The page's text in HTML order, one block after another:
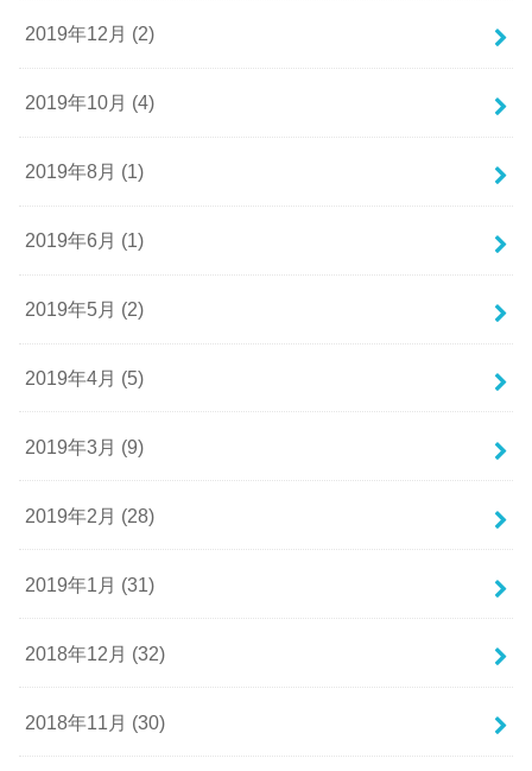
2019年12月 (2)
2019年10月 (4)
2019年8月 (1)
2019年6月 (1)
2019年5月 (2)
2019年4月 (5)
2019年3月 (9)
2019年2月 (28)
2019年1月 (31)
2018年12月 (32)
2018年11月 (30)